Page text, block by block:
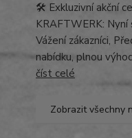
🛠️ Exkluzivní akční
KRAFTWERK: Nyní
Vážení zákazníci,
nabídku, plnou
číst celé
Zobrazit všechny